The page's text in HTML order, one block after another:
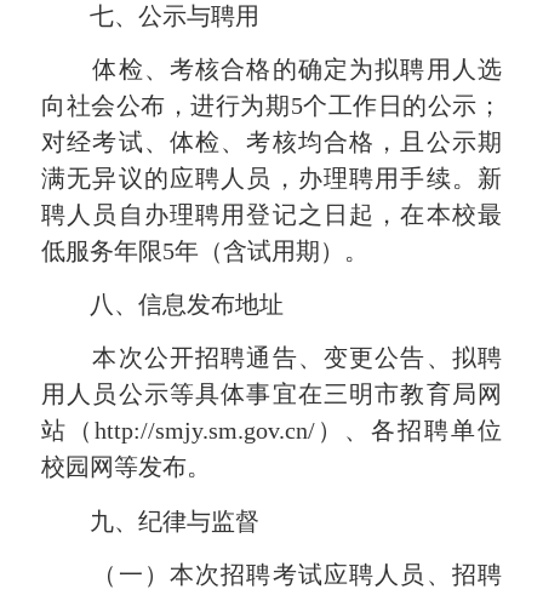
七、公示与聘用
体检、考核合格的确定为拟聘用人选
向社会公布，进行为期5个工作日的公示；
对经考试、体检、考核均合格，且公示期
满无异议的应聘人员，办理聘用手续。新
聘人员自办理聘用登记之日起，在本校最
低服务年限5年（含试用期）。
八、信息发布地址
本次公开招聘通告、变更公告、拟聘
用人员公示等具体事宜在三明市教育局网
站（http://smjy.sm.gov.cn/）、各招聘单位
校园网等发布。
九、纪律与监督
（一）本次招聘考试应聘人员、招聘